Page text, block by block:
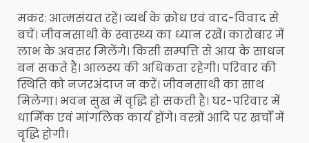
मकर: आत्मसंयत रहें। व्यर्थ के क्रोध एवं वाद-विवाद से
बचें। जीवनसाथी के स्वास्थ्य का ध्यान रखें। कारोबार में
लाभ के अवसर मिलेंगे। किसी सम्पत्ति से आय के साधन
बन सकते हैं। आलस्य की अधिकता रहेगी। परिवार की
स्थिति को नजरअंदाज न करें। जीवनसाथी का साथ
मिलेगा। भवन सुख में वृद्धि हो सकती है। घर-परिवार में
धार्मिक एवं मांगलिक कार्य होंगे। वस्त्रों आदि पर खर्चों में
वृद्धि होगी।